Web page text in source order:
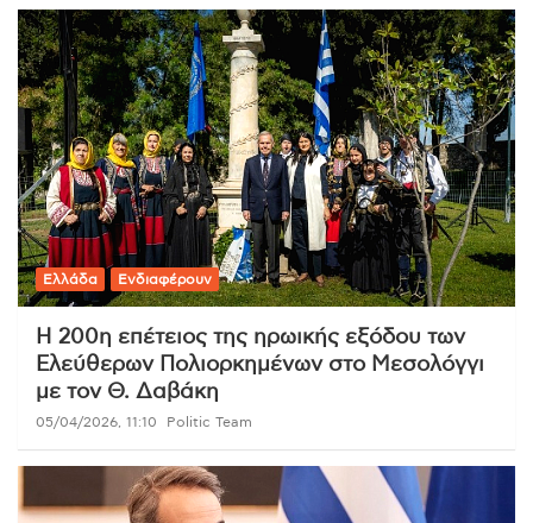
Ελλάδα Ενδιαφέρουν
Η 200η επέτειος της ηρωικής εξόδου των
Ελεύθερων Πολιορκημένων στο Μεσολόγγι
με τον Θ. Δαβάκη
05/04/2026, 11:10 Politic Team